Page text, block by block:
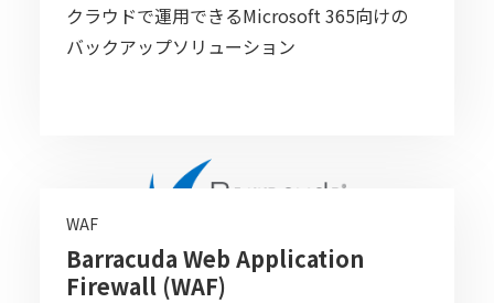
クラウドで運用できるMicrosoft 365向けの
バックアップソリューション
WAF
Barracuda Web Application
Firewall (WAF)